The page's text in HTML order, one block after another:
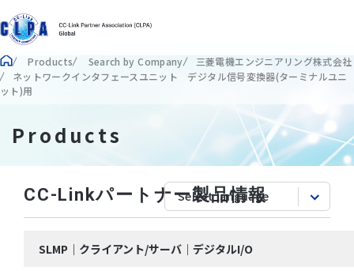
Products Search by Company
三菱電機エンジニアリング株式会社
ネットワークインタフェースユニット デジタル信号変換器(ターミナルユニ
ット)用
Products
CC-Linkパートナー製品情報
SLMP｜クライアント/サーバ｜デジタルI/O